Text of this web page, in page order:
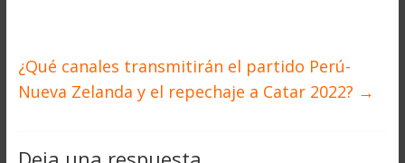
¿Qué canales transmitirán el partido Perú-
Nueva Zelanda y el repechaje a Catar 2022? →